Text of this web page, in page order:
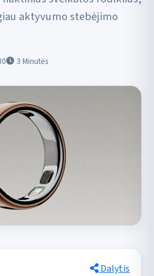
aktyvumo stebėjimo
3 Minutės
Dalytis